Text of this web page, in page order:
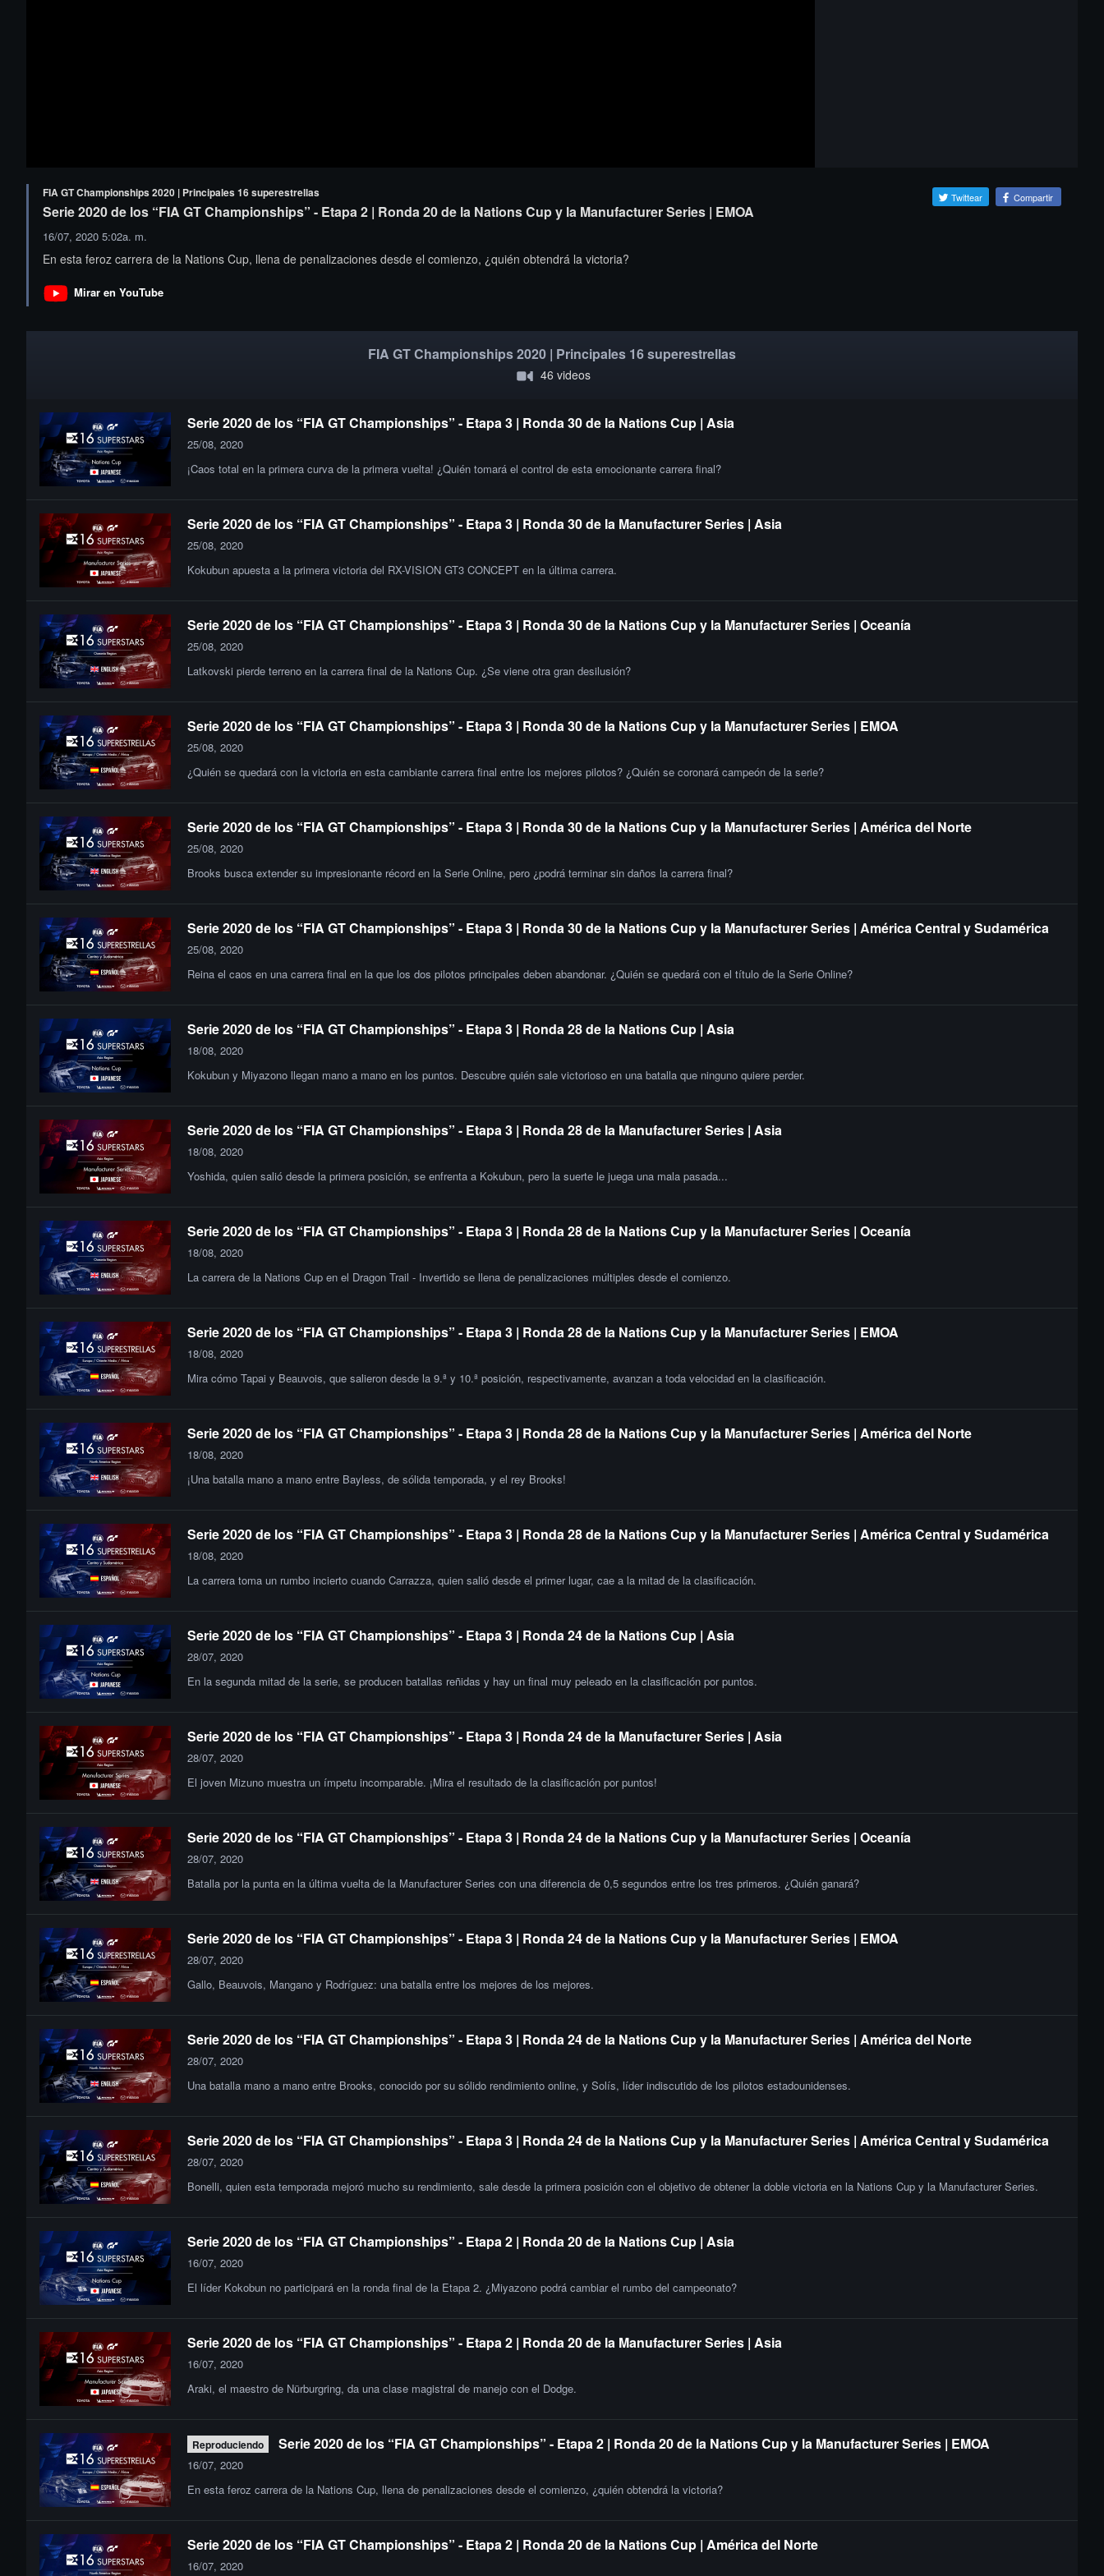
FIA GT Championships 2020 | Principales 16 superestrellas
Serie 2020 de los “FIA GT Championships” - Etapa 2 | Ronda 20 de la Nations Cup y la Manufacturer Series | EMOA
16/07, 2020 5:02a. m.
En esta feroz carrera de la Nations Cup, llena de penalizaciones desde el comienzo, ¿quién obtendrá la victoria?
Mirar en YouTube
Twittear Compartir
FIA GT Championships 2020 | Principales 16 superestrellas
46 videos
Serie 2020 de los “FIA GT Championships” - Etapa 3 | Ronda 30 de la Nations Cup | Asia
25/08, 2020
¡Caos total en la primera curva de la primera vuelta! ¿Quién tomará el control de esta emocionante carrera final?
Serie 2020 de los “FIA GT Championships” - Etapa 3 | Ronda 30 de la Manufacturer Series | Asia
25/08, 2020
Kokubun apuesta a la primera victoria del RX-VISION GT3 CONCEPT en la última carrera.
Serie 2020 de los “FIA GT Championships” - Etapa 3 | Ronda 30 de la Nations Cup y la Manufacturer Series | Oceanía
25/08, 2020
Latkovski pierde terreno en la carrera final de la Nations Cup. ¿Se viene otra gran desilusión?
Serie 2020 de los “FIA GT Championships” - Etapa 3 | Ronda 30 de la Nations Cup y la Manufacturer Series | EMOA
25/08, 2020
¿Quién se quedará con la victoria en esta cambiante carrera final entre los mejores pilotos? ¿Quién se coronará campeón de la serie?
Serie 2020 de los “FIA GT Championships” - Etapa 3 | Ronda 30 de la Nations Cup y la Manufacturer Series | América del Norte
25/08, 2020
Brooks busca extender su impresionante récord en la Serie Online, pero ¿podrá terminar sin daños la carrera final?
Serie 2020 de los “FIA GT Championships” - Etapa 3 | Ronda 30 de la Nations Cup y la Manufacturer Series | América Central y Sudamérica
25/08, 2020
Reina el caos en una carrera final en la que los dos pilotos principales deben abandonar. ¿Quién se quedará con el título de la Serie Online?
Serie 2020 de los “FIA GT Championships” - Etapa 3 | Ronda 28 de la Nations Cup | Asia
18/08, 2020
Kokubun y Miyazono llegan mano a mano en los puntos. Descubre quién sale victorioso en una batalla que ninguno quiere perder.
Serie 2020 de los “FIA GT Championships” - Etapa 3 | Ronda 28 de la Manufacturer Series | Asia
18/08, 2020
Yoshida, quien salió desde la primera posición, se enfrenta a Kokubun, pero la suerte le juega una mala pasada...
Serie 2020 de los “FIA GT Championships” - Etapa 3 | Ronda 28 de la Nations Cup y la Manufacturer Series | Oceanía
18/08, 2020
La carrera de la Nations Cup en el Dragon Trail - Invertido se llena de penalizaciones múltiples desde el comienzo.
Serie 2020 de los “FIA GT Championships” - Etapa 3 | Ronda 28 de la Nations Cup y la Manufacturer Series | EMOA
18/08, 2020
Mira cómo Tapai y Beauvois, que salieron desde la 9.ª y 10.ª posición, respectivamente, avanzan a toda velocidad en la clasificación.
Serie 2020 de los “FIA GT Championships” - Etapa 3 | Ronda 28 de la Nations Cup y la Manufacturer Series | América del Norte
18/08, 2020
¡Una batalla mano a mano entre Bayless, de sólida temporada, y el rey Brooks!
Serie 2020 de los “FIA GT Championships” - Etapa 3 | Ronda 28 de la Nations Cup y la Manufacturer Series | América Central y Sudamérica
18/08, 2020
La carrera toma un rumbo incierto cuando Carrazza, quien salió desde el primer lugar, cae a la mitad de la clasificación.
Serie 2020 de los “FIA GT Championships” - Etapa 3 | Ronda 24 de la Nations Cup | Asia
28/07, 2020
En la segunda mitad de la serie, se producen batallas reñidas y hay un final muy peleado en la clasificación por puntos.
Serie 2020 de los “FIA GT Championships” - Etapa 3 | Ronda 24 de la Manufacturer Series | Asia
28/07, 2020
El joven Mizuno muestra un ímpetu incomparable. ¡Mira el resultado de la clasificación por puntos!
Serie 2020 de los “FIA GT Championships” - Etapa 3 | Ronda 24 de la Nations Cup y la Manufacturer Series | Oceanía
28/07, 2020
Batalla por la punta en la última vuelta de la Manufacturer Series con una diferencia de 0,5 segundos entre los tres primeros. ¿Quién ganará?
Serie 2020 de los “FIA GT Championships” - Etapa 3 | Ronda 24 de la Nations Cup y la Manufacturer Series | EMOA
28/07, 2020
Gallo, Beauvois, Mangano y Rodríguez: una batalla entre los mejores de los mejores.
Serie 2020 de los “FIA GT Championships” - Etapa 3 | Ronda 24 de la Nations Cup y la Manufacturer Series | América del Norte
28/07, 2020
Una batalla mano a mano entre Brooks, conocido por su sólido rendimiento online, y Solís, líder indiscutido de los pilotos estadounidenses.
Serie 2020 de los “FIA GT Championships” - Etapa 3 | Ronda 24 de la Nations Cup y la Manufacturer Series | América Central y Sudamérica
28/07, 2020
Bonelli, quien esta temporada mejoró mucho su rendimiento, sale desde la primera posición con el objetivo de obtener la doble victoria en la Nations Cup y la Manufacturer Series.
Serie 2020 de los “FIA GT Championships” - Etapa 2 | Ronda 20 de la Nations Cup | Asia
16/07, 2020
El líder Kokobun no participará en la ronda final de la Etapa 2. ¿Miyazono podrá cambiar el rumbo del campeonato?
Serie 2020 de los “FIA GT Championships” - Etapa 2 | Ronda 20 de la Manufacturer Series | Asia
16/07, 2020
Araki, el maestro de Nürburgring, da una clase magistral de manejo con el Dodge.
Reproduciendo Serie 2020 de los “FIA GT Championships” - Etapa 2 | Ronda 20 de la Nations Cup y la Manufacturer Series | EMOA
16/07, 2020
En esta feroz carrera de la Nations Cup, llena de penalizaciones desde el comienzo, ¿quién obtendrá la victoria?
Serie 2020 de los “FIA GT Championships” - Etapa 2 | Ronda 20 de la Nations Cup | América del Norte
16/07, 2020